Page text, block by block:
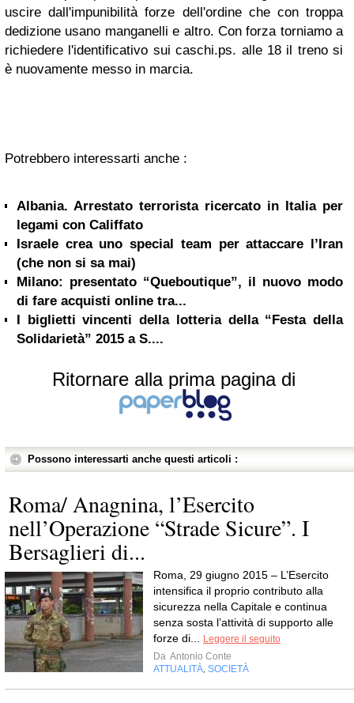
uscire dall'impunibilità forze dell'ordine che con troppa
dedizione usano manganelli e altro. Con forza torniamo a
richiedere l'identificativo sui caschi.ps. alle 18 il treno si
è nuovamente messo in marcia.
Potrebbero interessarti anche :
Albania. Arrestato terrorista ricercato in Italia per
legami con Califfato
Israele crea uno special team per attaccare l’Iran
(che non si sa mai)
Milano: presentato “Queboutique”, il nuovo modo
di fare acquisti online tra...
I biglietti vincenti della lotteria della “Festa della
Solidarietà” 2015 a S....
Ritornare alla prima pagina di
Possono interessarti anche questi articoli :
Roma/ Anagnina, l’Esercito
nell’Operazione “Strade Sicure”. I
Bersaglieri di...
Roma, 29 giugno 2015 – L’Esercito
intensifica il proprio contributo alla
sicurezza nella Capitale e continua
senza sosta l’attività di supporto alle
forze di...
Leggere il seguito
Da Antonio Conte
ATTUALITÀ SOCIETÀ